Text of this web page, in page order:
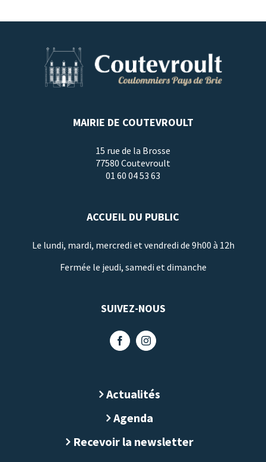
MAIRIE DE COUTEVROULT
15 rue de la Brosse
77580 Coutevroult
01 60 04 53 63
ACCUEIL DU PUBLIC
Le lundi, mardi, mercredi et vendredi de 9h00 à 12h
Fermée le jeudi, samedi et dimanche
SUIVEZ-NOUS
Actualités
Agenda
Recevoir la newsletter